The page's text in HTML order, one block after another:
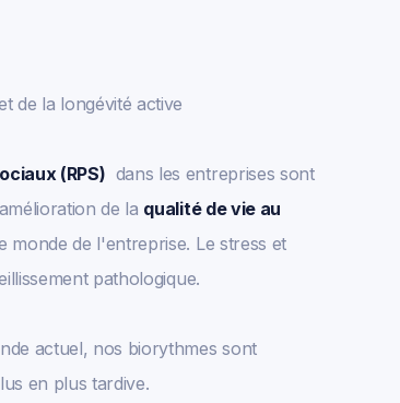
de la longévité active
(RPS) dans les entreprises sont
de la qualité de vie au
monde de l'entreprise. Le stress et
pathologique.
actuel, nos biorythmes sont
en plus tardive.